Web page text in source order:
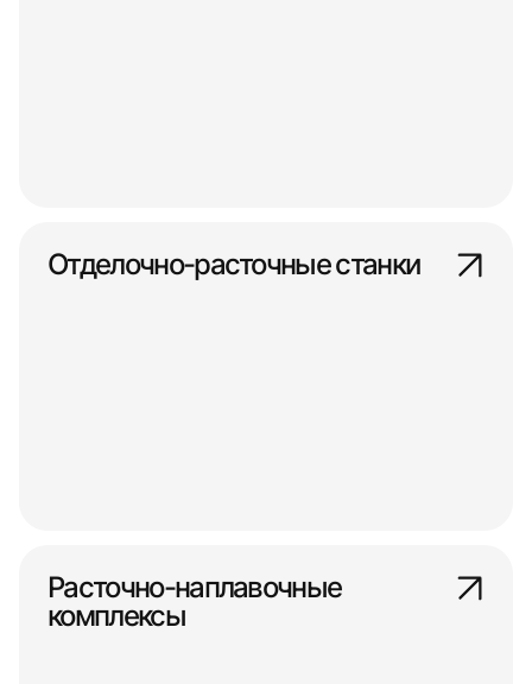
Отделочно-расточные станки
Расточно-наплавочные
комплексы